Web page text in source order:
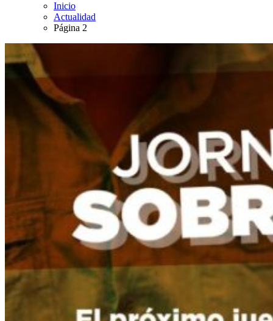
Inicio
Actualidad
Página 2